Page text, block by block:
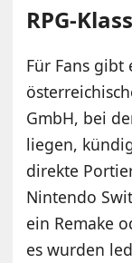
RPG-
Für Fans gibt
GmbH, bei
liegen,
direkte
Nintendo
ein Remake
es wurden